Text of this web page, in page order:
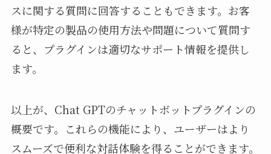
スに関する質問に回答することもできます。お客
様が特定の製品の使用方法や問題について質問す
ると、プラグインは適切なサポート情報を提供し
ます。
以上が、Chat GPTのチャットボットプラグインの
概要です。これらの機能により、ユーザーはより
スムーズで便利な対話体験を得ることができます。